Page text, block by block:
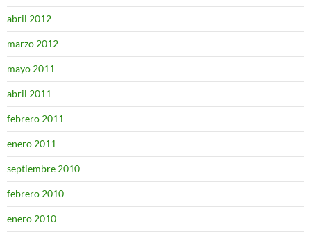
abril 2012
marzo 2012
mayo 2011
abril 2011
febrero 2011
enero 2011
septiembre 2010
febrero 2010
enero 2010